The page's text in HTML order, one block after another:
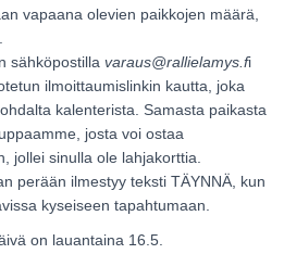
vapaana olevien paikkojen määrä,
sähköpostilla varaus@rallielamys.fi
ilmoittaumislinkin kautta, joka
kalenterista. Samasta paikasta
josta voi ostaa
jollei sinulla ole lahjakorttia.
perään ilmestyy teksti TÄYNNÄ, kun
kyseiseen tapahtumaan.
on lauantaina 16.5.